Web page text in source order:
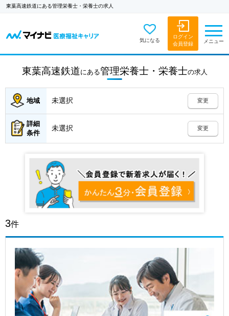
東葉高速鉄道にある管理栄養士・栄養士の求人
気になる
ログイン
会員登録
メニュー
東葉高速鉄道にある管理栄養士・栄養士の求人
地域 未選択 変更
詳細
条件
未選択 変更
3件